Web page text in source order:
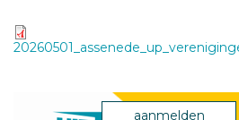
aanmelden